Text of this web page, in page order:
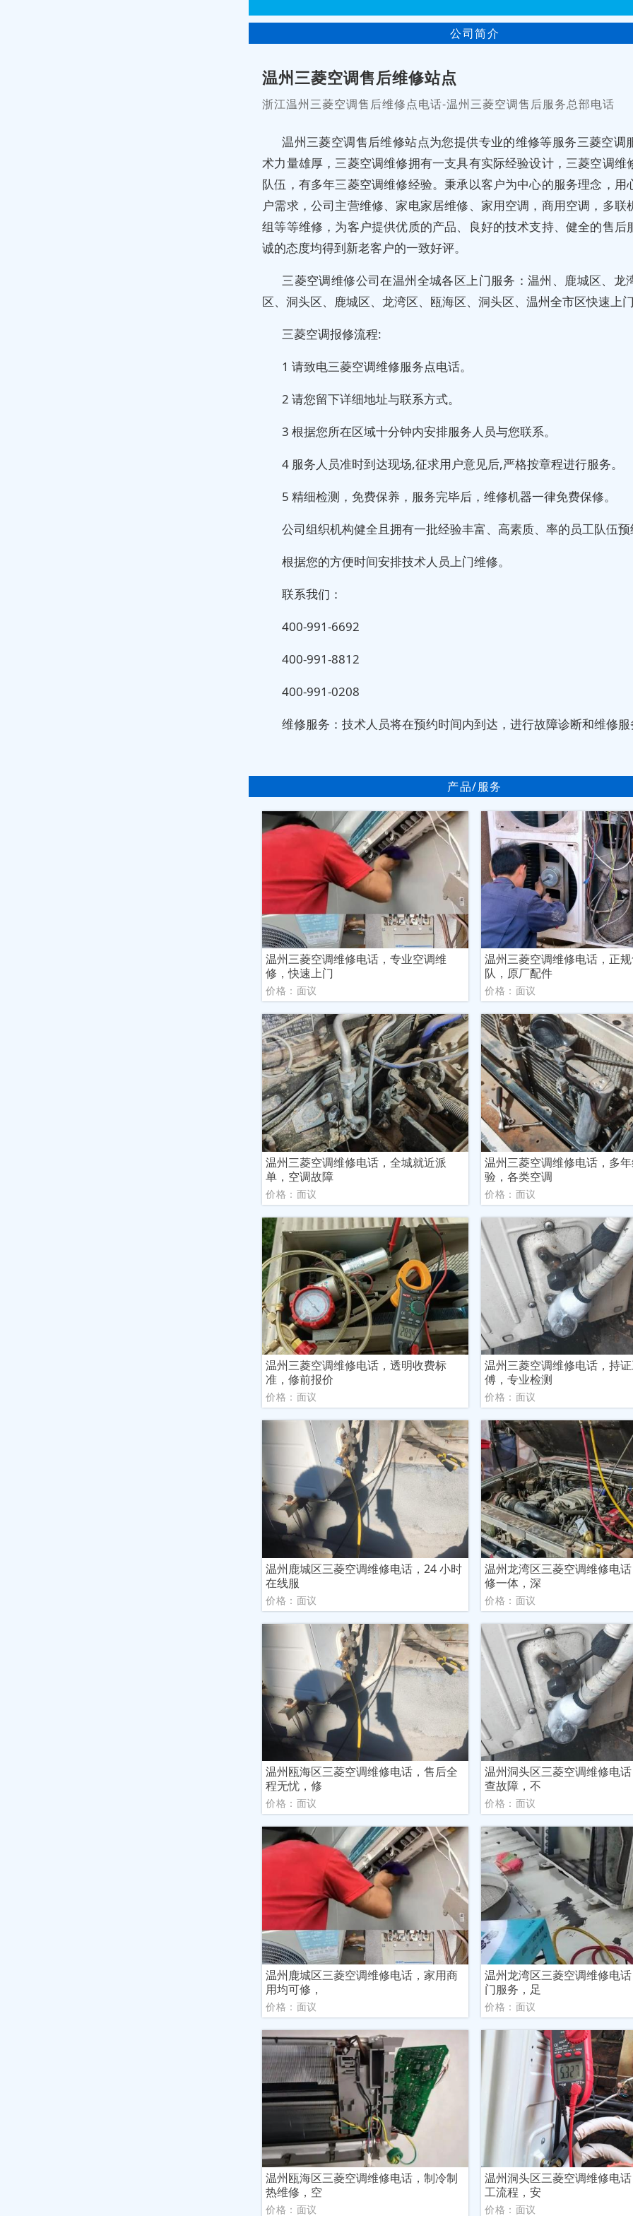
公司简介
温州三菱空调售后维修站点
浙江温州三菱空调售后维修点电话-温州三菱空调售后服务总部电话
温州三菱空调售后维修站点为您提供专业的维修等服务三菱空调
术力量雄厚，三菱空调维修拥有一支具有实际经验设计，三菱空调维
队伍，有多年三菱空调维修经验。秉承以客户为中心的服务理念，用
户需求，公司主营维修、家电家居维修、家用空调，商用空调，多联
组等等维修，为客户提供优质的产品、良好的技术支持、健全的售后
诚的态度均得到新老客户的一致好评。
三菱空调维修公司在温州全城各区上门服务：温州、鹿城区、龙
区、洞头区、鹿城区、龙湾区、瓯海区、洞头区、温州全市区快速上
三菱空调报修流程:
1 请致电三菱空调维修服务点电话。
2 请您留下详细地址与联系方式。
3 根据您所在区域十分钟内安排服务人员与您联系。
4 服务人员准时到达现场,征求用户意见后,严格按章程进行服务。
5 精细检测，免费保养，服务完毕后，维修机器一律免费保修。
公司组织机构健全且拥有一批经验丰富、高素质、率的员工队伍
根据您的方便时间安排技术人员上门维修。
联系我们：
400-991-6692
400-991-8812
400-991-0208
维修服务：技术人员将在预约时间内到达，进行故障诊断和维修
产品/服务
温州三菱空调维修电话，专业空调维
修，快速上门
价格：面议
温州三菱空调维修电话，正
队，原厂配件
价格：面议
温州三菱空调维修电话，全城就近派
单，空调故障
价格：面议
温州三菱空调维修电话，多
验，各类空调
价格：面议
温州三菱空调维修电话，透明收费标
准，修前报价
价格：面议
温州三菱空调维修电话，持
傅，专业检测
价格：面议
温州鹿城区三菱空调维修电话，24 小时
在线服
价格：面议
温州龙湾区三菱空调维修电
修一体，深
价格：面议
温州瓯海区三菱空调维修电话，售后全
程无忧，修
价格：面议
温州洞头区三菱空调维修电
查故障，不
价格：面议
温州鹿城区三菱空调维修电话，家用商
用均可修，
价格：面议
温州龙湾区三菱空调维修电
门服务，足
价格：面议
温州瓯海区三菱空调维修电话，制冷制
热维修，空
价格：面议
温州洞头区三菱空调维修电
工流程，安
价格：面议